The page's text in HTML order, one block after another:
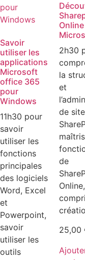
Savoir
utiliser les
applications
Microsoft
office 365
pour
Windows
11h30 pour
savoir
utiliser les
fonctions
principales
des logiciels
Word, Excel
et
Powerpoint,
savoir
utiliser les
outils
2h30
la
et
de
de
25,00